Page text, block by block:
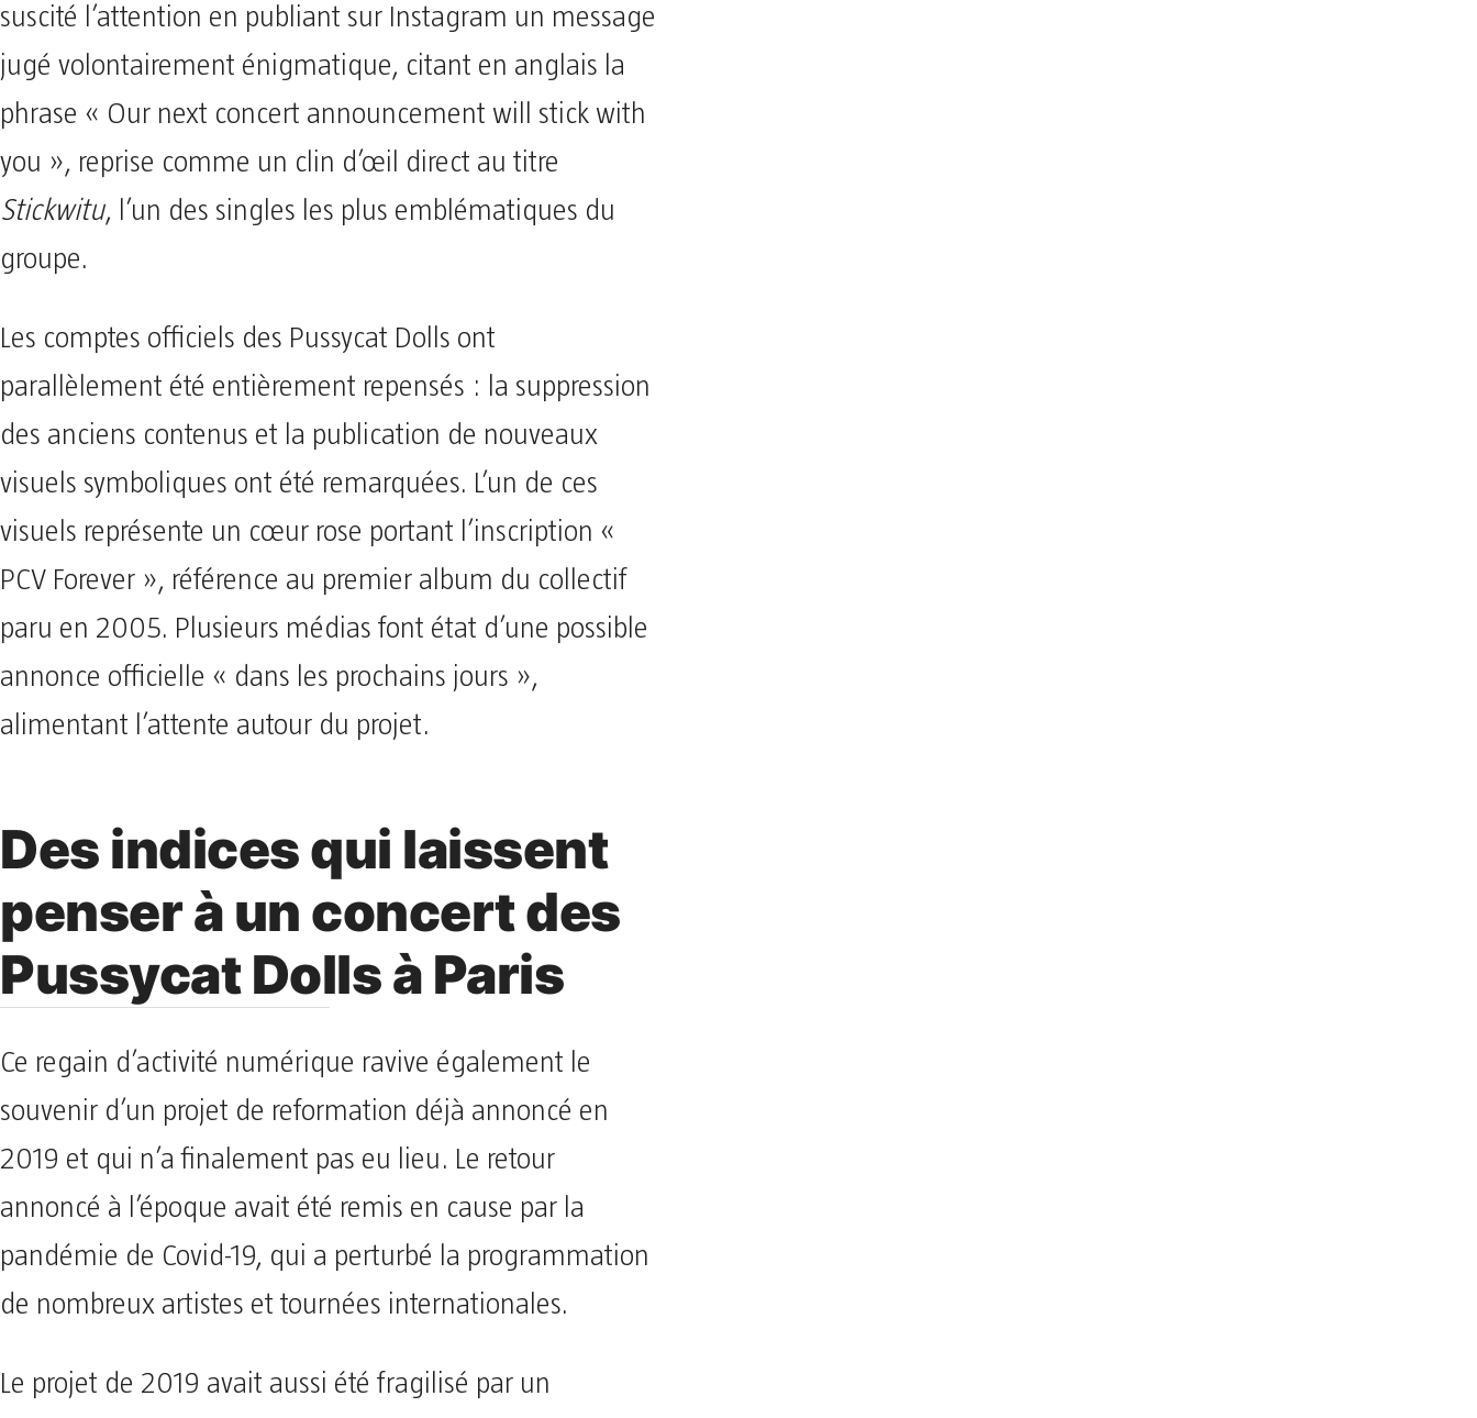
suscité l’attention en publiant sur Instagram un message
jugé volontairement énigmatique, citant en anglais la
phrase « Our next concert announcement will stick with
you », reprise comme un clin d’œil direct au titre
Stickwitu, l’un des singles les plus emblématiques du
groupe.
Les comptes officiels des Pussycat Dolls ont
parallèlement été entièrement repensés : la suppression
des anciens contenus et la publication de nouveaux
visuels symboliques ont été remarquées. L’un de ces
visuels représente un cœur rose portant l’inscription «
PCV Forever », référence au premier album du collectif
paru en 2005. Plusieurs médias font état d’une possible
annonce officielle « dans les prochains jours »,
alimentant l’attente autour du projet.
Des indices qui laissent
penser à un concert des
Pussycat Dolls à Paris
Ce regain d’activité numérique ravive également le
souvenir d’un projet de reformation déjà annoncé en
2019 et qui n’a finalement pas eu lieu. Le retour
annoncé à l’époque avait été remis en cause par la
pandémie de Covid-19, qui a perturbé la programmation
de nombreux artistes et tournées internationales.
Le projet de 2019 avait aussi été fragilisé par un